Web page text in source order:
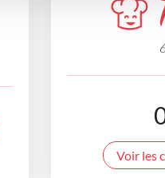
Voir les